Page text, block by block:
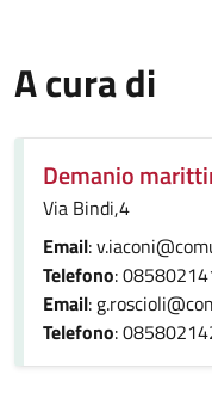
A cura di
Demanio
Via Bindi,4
Email:
Telefono:
Email:
Telefono: